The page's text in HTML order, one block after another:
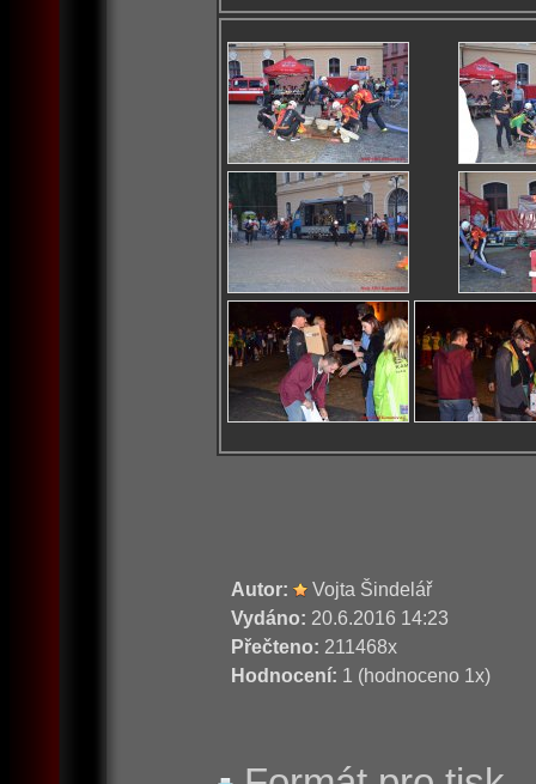
Autor:
Vojta Šindelář
Vydáno: 20.6.2016 14:23
Přečteno: 211468x
Hodnocení: 1 (hodnoceno 1x)